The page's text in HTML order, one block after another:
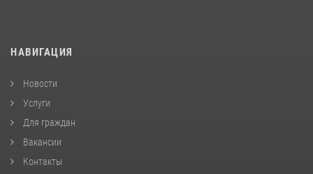
НАВИГАЦИЯ
Новости
Услуги
Для граждан
Вакансии
Контакты